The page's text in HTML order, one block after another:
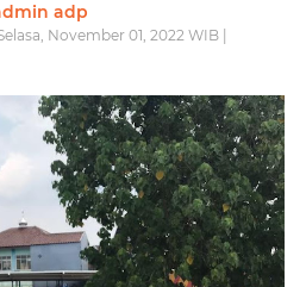
adp
November 01, 2022 WIB |